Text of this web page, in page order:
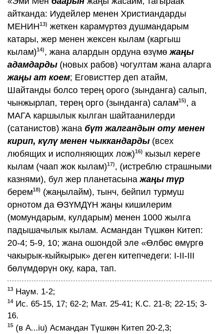
айтканда: Иудейлер менен Христиандарды
МЕНИН13) жеткен карамүртөз душмандарым
катары, жер менен жексен кылам (каргыш
кылам)14), жана алардын ордуна өзүмөжаңы
адамдарды (новых рабов) чогултам жана аларга
жаңы ат коем; Еговисттер деп атайм,
Шайтанды болсо терең орого (зынданга) салып,
чынжырлап, терең орго (зынданга) салам15), а
МАГА каршылык кылган шайтаанилерди
(сатанистов) жана бүт жалгандын оту менен
кирип, күлү менен чыккандарды (всех
любящих и исполняющих лож)16) кызыл кереге
кылам (чаап жок кылам)17), (истреблю страшными
казнями), бул жер планетасынажаңы түр
берем18) (жаңылайм), тынч, бейпил турмуш
орнотом да ӨЗҮМДҮН жаңы кишилерим
(момундарым, кулдарым) менен 1000 жылга
падышачылык кылам. Асмандан Түшкөн Китеп:
20-4; 5-9, 10; жана ошондой эле «Өлбөс өмүргө
чакырык-кыйкырык» деген китепчедеги: I-II-III
бөлүмдөрүн оку, кара, тап.
13 Наум. 1-2;
14 Ис. 65-15, 17; 62-2; Мат. 25-41; К.С. 21-8; 22-15; 3-
16.
15 (в А...iu) Асмандан Түшкөн Китеп 20-2,3;